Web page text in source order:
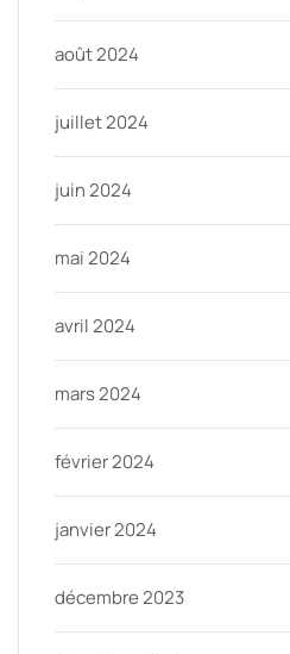
août 2024
juillet 2024
juin 2024
mai 2024
avril 2024
mars 2024
février 2024
janvier 2024
décembre 2023